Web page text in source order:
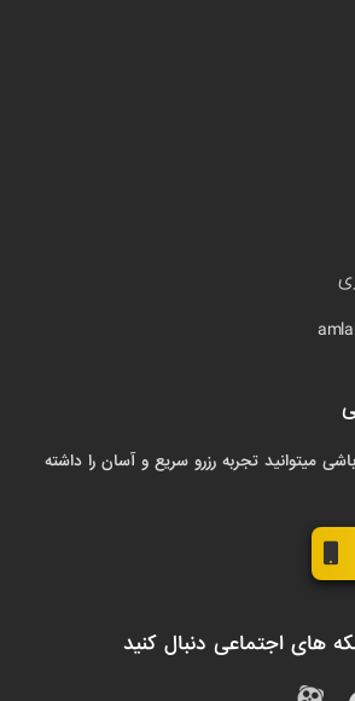
میتوانید تجربه رزرو سریع و آسان را داشته
های اجتماعی دنبال کنید